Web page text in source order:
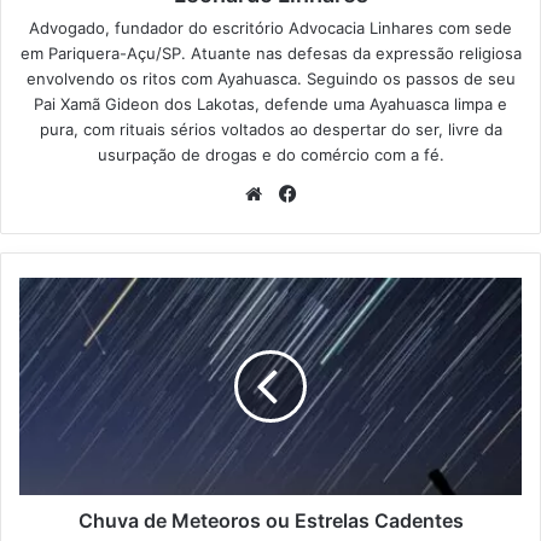
Advogado, fundador do escritório Advocacia Linhares com sede
em Pariquera-Açu/SP. Atuante nas defesas da expressão religiosa
envolvendo os ritos com Ayahuasca. Seguindo os passos de seu
Pai Xamã Gideon dos Lakotas, defende uma Ayahuasca limpa e
pura, com rituais sérios voltados ao despertar do ser, livre da
usurpação de drogas e do comércio com a fé.
We
te
bo
ok
C
h
u
v
d
e
Chuva de Meteoros ou Estrelas Cadentes